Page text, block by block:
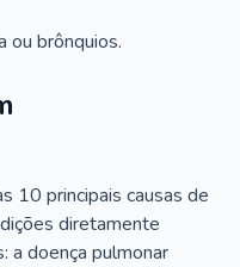
ou brônquios.
10 principais causas de
diretamente
a doença pulmonar